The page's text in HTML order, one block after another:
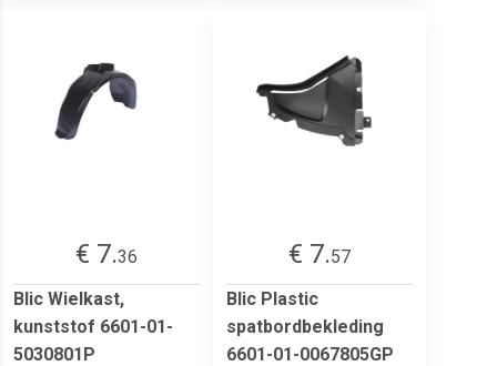
€ 7.36
Blic Wielkast,
kunststof 6601-01-
5030801P
€ 7.57
Blic Plastic
spatbordbekleding
6601-01-0067805GP